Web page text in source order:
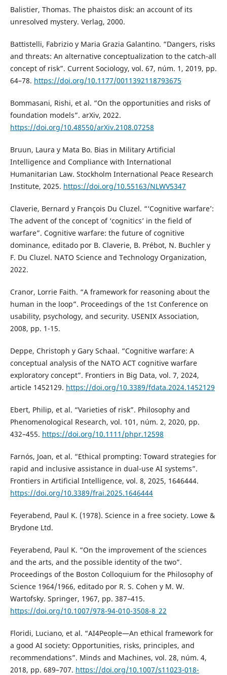
Balistier, Thomas. The phaistos disk: an account of its
unresolved mystery. Verlag, 2000.
Battistelli, Fabrizio y Maria Grazia Galantino. “Dangers, risks
and threats: An alternative conceptualization to the catch-all
concept of risk”. Current Sociology, vol. 67, núm. 1, 2019, pp.
64–78. https://doi.org/10.1177/0011392118793675
Bommasani, Rishi, et al. “On the opportunities and risks of
foundation models”. arXiv, 2022.
https://doi.org/10.48550/arXiv.2108.07258
Bruun, Laura y Mata Bo. Bias in Military Artificial
Intelligence and Compliance with International
Humanitarian Law. Stockholm International Peace Research
Institute, 2025. https://doi.org/10.55163/NLWV5347
Claverie, Bernard y François Du Cluzel. “‘Cognitive warfare’:
The advent of the concept of ‘cognitics’ in the field of
warfare”. Cognitive warfare: the future of cognitive
dominance, editado por B. Claverie, B. Prébot, N. Buchler y
F. Du Cluzel. NATO Science and Technology Organization,
2022.
Cranor, Lorrie Faith. “A framework for reasoning about the
human in the loop”. Proceedings of the 1st Conference on
usability, psychology, and security. USENIX Association,
2008, pp. 1-15.
Deppe, Christoph y Gary Schaal. “Cognitive warfare: A
conceptual analysis of the NATO ACT cognitive warfare
exploratory concept”. Frontiers in Big Data, vol. 7, 2024,
article 1452129. https://doi.org/10.3389/fdata.2024.1452129
Ebert, Philip, et al. “Varieties of risk”. Philosophy and
Phenomenological Research, vol. 101, núm. 2, 2020, pp.
432–455. https://doi.org/10.1111/phpr.12598
Farnós, Joan, et al. “Ethical prompting: Toward strategies for
rapid and inclusive assistance in dual-use AI systems”.
Frontiers in Artificial Intelligence, vol. 8, 2025, 1646444.
https://doi.org/10.3389/frai.2025.1646444
Feyerabend, Paul K. (1978). Science in a free society. Lowe &
Brydone Ltd.
Feyerabend, Paul K. “On the improvement of the sciences
and the arts, and the possible identity of the two”.
Proceedings of the Boston Colloquium for the Philosophy of
Science 1964/1966, editado por R. S. Cohen y M. W.
Wartofsky. Springer, 1967, pp. 387–415.
https://doi.org/10.1007/978-94-010-3508-8_22
Floridi, Luciano, et al. “AI4People—An ethical framework for
a good AI society: Opportunities, risks, principles, and
recommendations”. Minds and Machines, vol. 28, núm. 4,
2018, pp. 689–707. https://doi.org/10.1007/s11023-018-